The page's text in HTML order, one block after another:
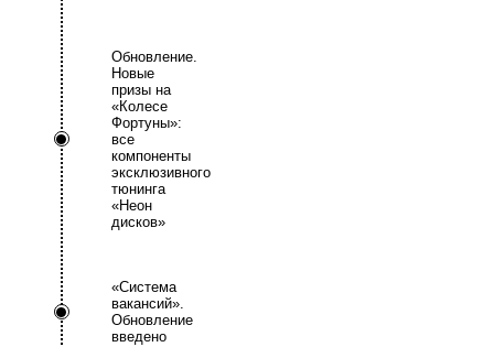
Обновление.
Новые
призы на
«Колесе
Фортуны»:
все
компоненты
эксклюзивного
тюнинга
«Неон
дисков»
«Система
вакансий».
Обновление
введено